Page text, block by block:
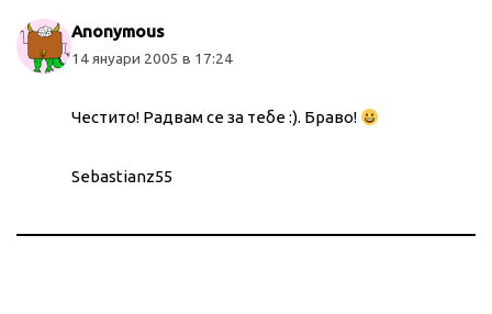
Anonymous
14 януари 2005 в 17:24
Честито! Радвам се за тебе :). Браво!
Sebastianz55